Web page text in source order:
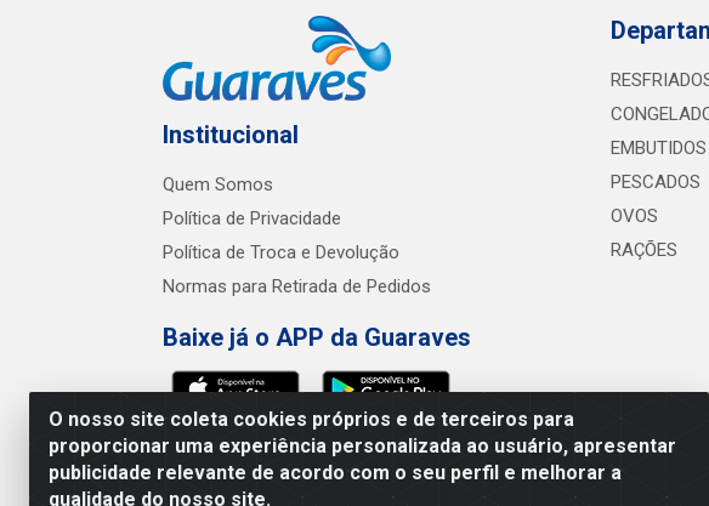
O nosso site coleta cookies próprios e de terceiros para
proporcionar uma experiência personalizada ao usuário, apresentar
publicidade relevante de acordo com o seu perfil e melhorar a
qualidade do nosso site.
Institucional
Quem Somos
Política de Privacidade
Política de Troca e Devolução
Normas para Retirada de Pedidos
Baixe já o APP da Guaraves
EMBUTIDOS
PESCADOS
OVOS
RAÇÕES
Guaraves - PB 075 KM 2, S/N -